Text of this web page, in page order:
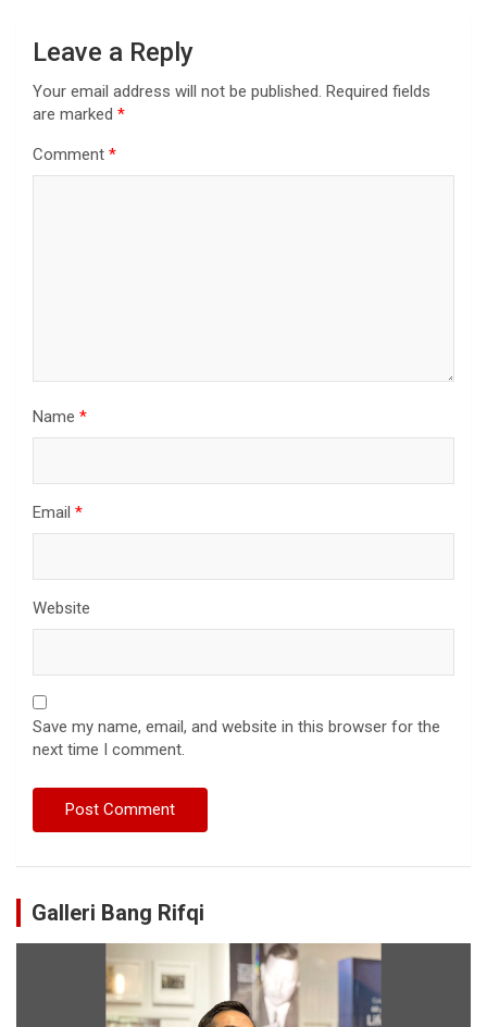
Leave a Reply
Your email address will not be published. Required fields
are marked *
Comment *
Name *
Email *
Website
Save my name, email, and website in this browser for the
next time I comment.
Galleri Bang Rifqi